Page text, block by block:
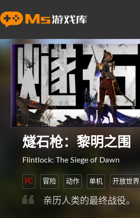
燧石枪：黎明之围
Flintlock: The Siege of Dawn
PC 冒险 动作 单机 开放世界
亲历人类的最终战役。